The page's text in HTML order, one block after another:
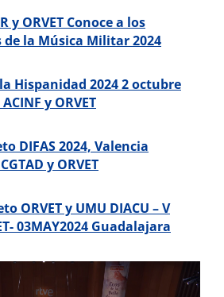
y ORVET Conoce a los
de la Música Militar 2024
Hispanidad 2024 2 octubre
y ORVET
DIFAS 2024, Valencia
y ORVET
ORVET y UMU DIACU – V
03MAY2024 Guadalajara